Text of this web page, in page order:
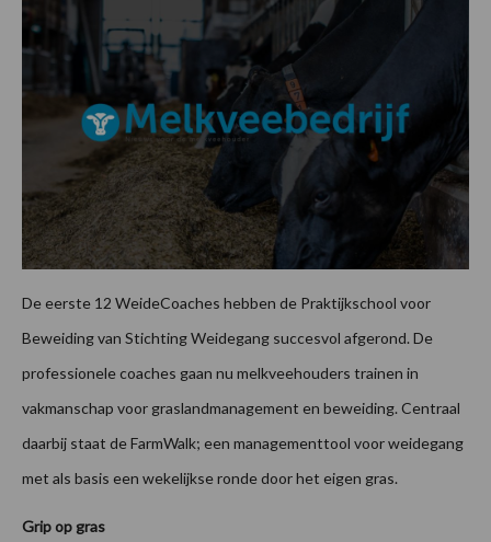
De eerste 12 WeideCoaches hebben de Praktijkschool voor
Beweiding van Stichting Weidegang succesvol afgerond. De
professionele coaches gaan nu melkveehouders trainen in
vakmanschap voor graslandmanagement en beweiding. Centraal
daarbij staat de FarmWalk; een managementtool voor weidegang
met als basis een wekelijkse ronde door het eigen gras.
Grip op gras